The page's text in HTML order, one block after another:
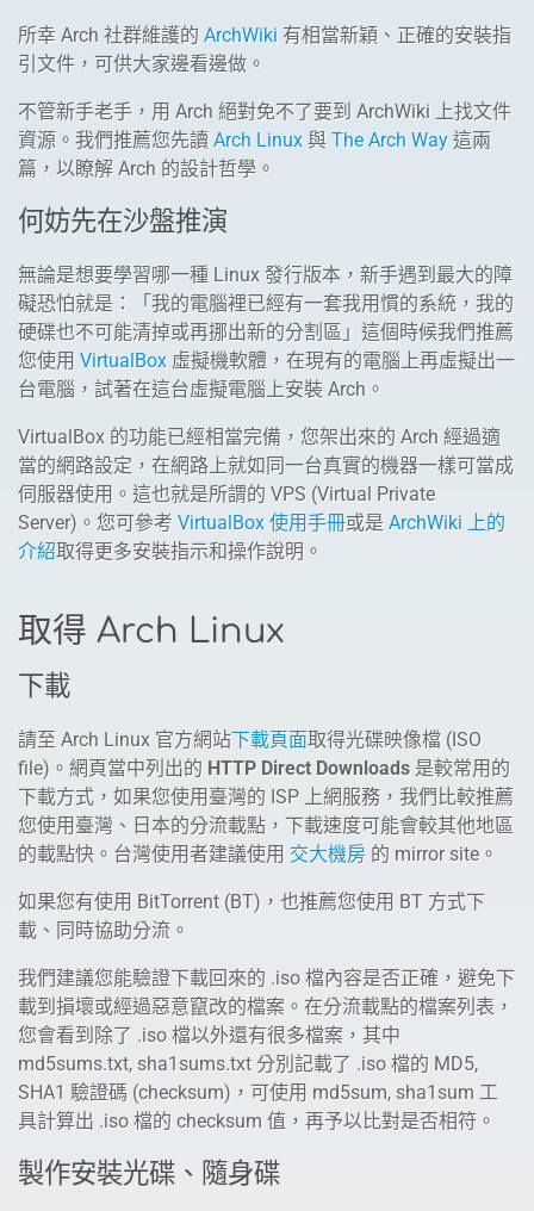
所幸 Arch 社群維護的 ArchWiki 有相當新穎、正確的安裝指
引文件，可供大家邊看邊做。
不管新手老手，用 Arch 絕對免不了要到 ArchWiki 上找文件
資源。我們推薦您先讀 Arch Linux 與 The Arch Way 這兩
篇，以瞭解 Arch 的設計哲學。
何妨先在沙盤推演
無論是想要學習哪一種 Linux 發行版本，新手遇到最大的障
礙恐怕就是：「我的電腦裡已經有一套我用慣的系統，我的
硬碟也不可能清掉或再挪出新的分割區」這個時候我們推薦
您使用 VirtualBox 虛擬機軟體，在現有的電腦上再虛擬出一
台電腦，試著在這台虛擬電腦上安裝 Arch。
VirtualBox 的功能已經相當完備，您架出來的 Arch 經過適
當的網路設定，在網路上就如同一台真實的機器一樣可當成
伺服器使用。這也就是所謂的 VPS (Virtual Private
Server)。您可參考 VirtualBox 使用手冊或是 ArchWiki 上的
介紹取得更多安裝指示和操作說明。
取得 Arch Linux
下載
請至 Arch Linux 官方網站下載頁面取得光碟映像檔 (ISO
file)。網頁當中列出的 HTTP Direct Downloads 是較常用的
下載方式，如果您使用臺灣的 ISP 上網服務，我們比較推薦
您使用臺灣、日本的分流載點，下載速度可能會較其他地區
的載點快。台灣使用者建議使用 交大機房 的 mirror site。
如果您有使用 BitTorrent (BT)，也推薦您使用 BT 方式下
載、同時協助分流。
我們建議您能驗證下載回來的 .iso 檔內容是否正確，避免下
載到損壞或經過惡意竄改的檔案。在分流載點的檔案列表，
您會看到除了 .iso 檔以外還有很多檔案，其中
md5sums.txt, sha1sums.txt 分別記載了 .iso 檔的 MD5,
SHA1 驗證碼 (checksum)，可使用 md5sum, sha1sum 工
具計算出 .iso 檔的 checksum 值，再予以比對是否相符。
製作安裝光碟、隨身碟